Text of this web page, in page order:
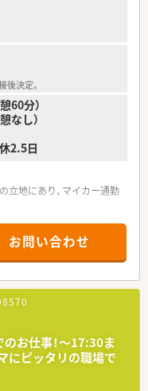
後決定。
60分）
し）
2.5日
地にあり、マイカー通勤
務員も在籍しているため
あり、将来の管理薬剤師
す。
ため、地域医療に貢献し
ます。
めたいという向上心を持
お問い合わせ
のお仕事！～17:30ま
にピッタリの職場で